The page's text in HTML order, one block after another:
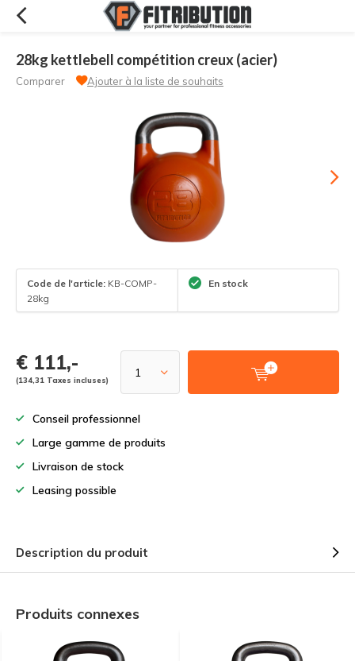
28kg kettlebell compétition creux (acier)
Comparer Ajouter à la liste de souhaits
Code de l'article: KB-COMP-
28kg
En stock
€ 111,-
(134,31 Taxes incluses)
Conseil professionnel
Large gamme de produits
Livraison de stock
Leasing possible
Description du produit
Produits connexes